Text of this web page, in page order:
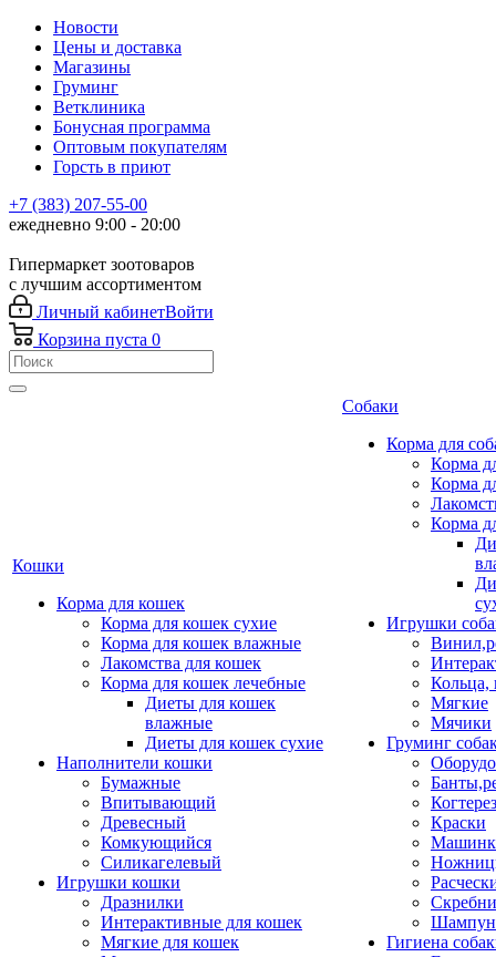
Новости
Цены и доставка
Магазины
Груминг
Ветклиника
Бонусная программа
Оптовым покупателям
Горсть в приют
+7 (383) 207-55-00
ежедневно 9:00 - 20:00
Гипермаркет зоотоваров
с лучшим ассортиментом
Личный кабинетВойти
Корзина пуста 0
Кошки
Корма для кошек
Корма для кошек сухие
Корма для кошек влажные
Лакомства для кошек
Корма для кошек лечебные
Диеты для кошек
влажные
Диеты для кошек сухие
Наполнители кошки
Бумажные
Впитывающий
Древесный
Комкующийся
Силикагелевый
Игрушки кошки
Дразнилки
Интерактивные для кошек
Мягкие для кошек
Собаки
Корма для
Корма
Корма
Корма
Игрушки
Кольца,
Мягкие
Мячики
Груминг
Краски
Гигиена